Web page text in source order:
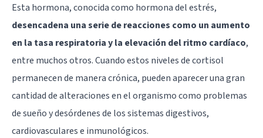
Esta hormona, conocida como hormona del estrés,
desencadena una serie de reacciones como un aumento
en la tasa respiratoria y la elevación del ritmo cardíaco,
entre muchos otros. Cuando estos niveles de cortisol
permanecen de manera crónica, pueden aparecer una gran
cantidad de alteraciones en el organismo como problemas
de sueño y desórdenes de los sistemas digestivos,
cardiovasculares e inmunológicos.